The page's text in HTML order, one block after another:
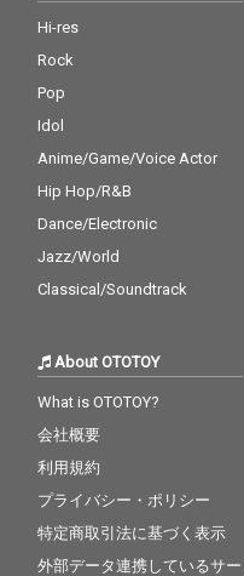
Hi-res
Rock
Pop
Idol
Anime/Game/Voice Actor
Hip Hop/R&B
Dance/Electronic
Jazz/World
Classical/Soundtrack
About OTOTOY
What is OTOTOY?
会社概要
利用規約
プライバシー・ポリシー
特定商取引法に基づく表示
外部データ連携しているサ